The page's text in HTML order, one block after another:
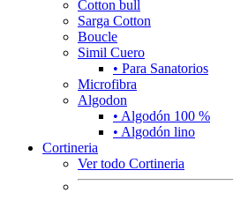
Cotton bull
Sarga Cotton
Boucle
Simil Cuero
• Para Sanatorios
Microfibra
Algodon
• Algodón 100 %
• Algodón lino
Cortineria
Ver todo Cortineria